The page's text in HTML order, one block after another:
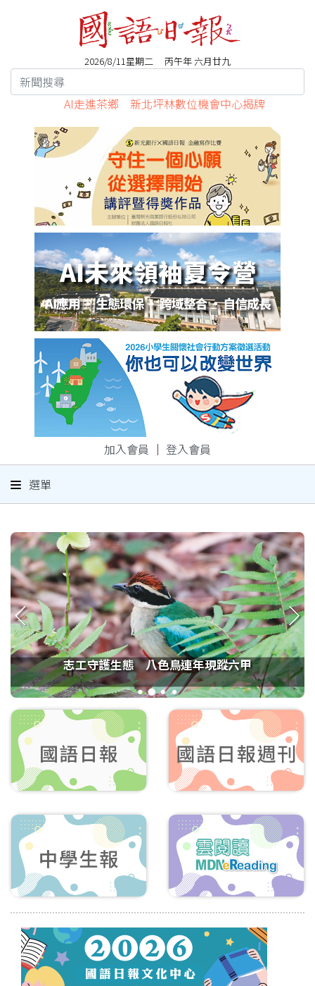
2026/8/11星期二 丙午年 六月廿九
AI走進茶鄉 新北坪林數位機會中心揭牌
加入會員 ｜ 登入會員
選單
志工守護生態 八色鳥連年現蹤六甲
1 3 4